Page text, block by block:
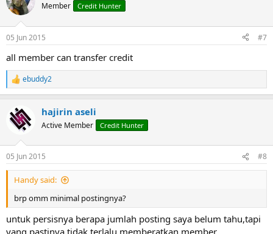
Member Credit Hunter
05 Jun 2015 #7
all member can transfer credit
R
e
c
t
n
s
:
ebuddy2
hajirin aseli
Active Member Credit Hunter
05 Jun 2015 #8
Handy said:
brp omm minimal postingnya?
untuk persisnya berapa jumlah posting saya belum tahu,tapi
yang pastinya tidak terlalu memberatkan member